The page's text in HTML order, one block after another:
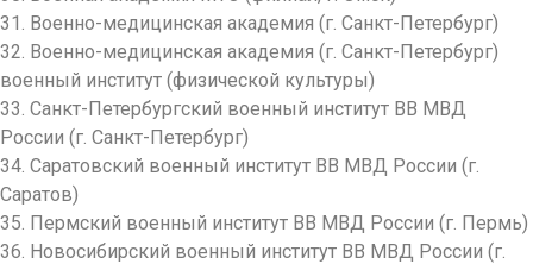
31. Военно-медицинская академия (г. Санкт-Петербург)
32. Военно-медицинская академия (г. Санкт-Петербург)
военный институт (физической культуры)
33. Санкт-Петербургский военный институт ВВ МВД
России (г. Санкт-Петербург)
34. Саратовский военный институт ВВ МВД России (г.
Саратов)
35. Пермский военный институт ВВ МВД России (г. Пермь)
36. Новосибирский военный институт ВВ МВД России (г.